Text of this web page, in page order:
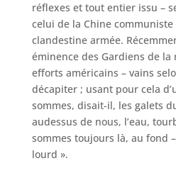
réflexes et tout entier issu –
celui de la Chine communiste
clandestine armée.
éminence des Gardiens de
efforts américains – vains
décapiter ; usant pour cela
sommes, disait-il, les galets
audessus de nous, l’eau,
sommes toujours là, au fond
lourd ».